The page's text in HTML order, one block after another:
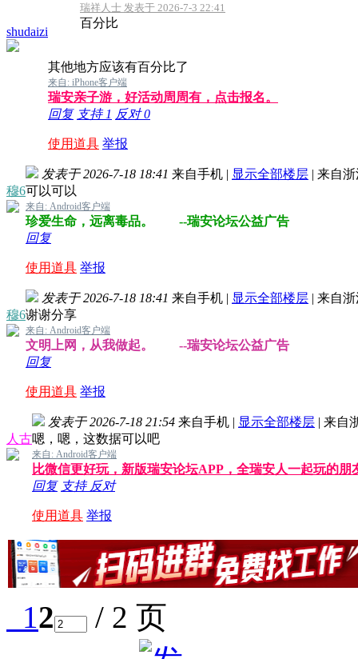
shudaizi
瑞祥人士 发表于 2026-7-3 22:41
百分比
其他地方应该有百分比了
来自: iPhone客户端
瑞安亲子游，好活动周周有，点击报名。
回复 支持 1 反对0
使用道具 举报
穆6
发表于 2026-7-18 18:41 来自手机 | 显示全部楼层 | 来自浙
可以可以
来自: Android客户端
珍爱生命，远离毒品。 --瑞安论坛公益广告
回复
使用道具 举报
穆6
发表于 2026-7-18 18:41 来自手机 | 显示全部楼层 | 来自浙
谢谢分享
来自: Android客户端
文明上网，从我做起。 --瑞安论坛公益广告
回复
使用道具 举报
人古
发表于 2026-7-18 21:54 来自手机 | 显示全部楼层 | 来自
嗯，嗯，这数据可以吧
来自: Android客户端
比微信更好玩，新版瑞安论坛APP，全瑞安人一起玩的朋
回复 支持 反对
使用道具 举报
12 / 2 页